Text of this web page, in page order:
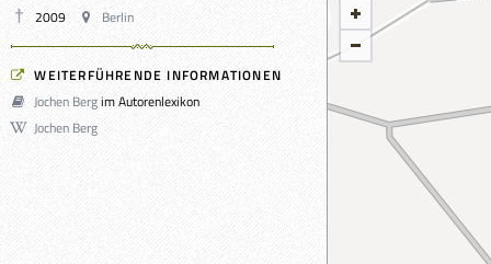
2009
Berlin
WEITERFÜHRENDE INFORMATIONEN
Jochen Bergim Autorenlexikon
Jochen Berg